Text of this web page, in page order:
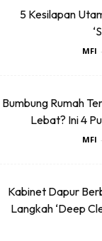
5 Kesilapan
MFI -
Bumbung Rumah
Lebat? Ini 4
MFI -
Kabinet Dapur
Langkah ‘Deep